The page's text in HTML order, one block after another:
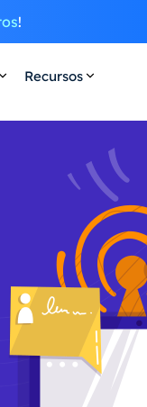
!
Recursos